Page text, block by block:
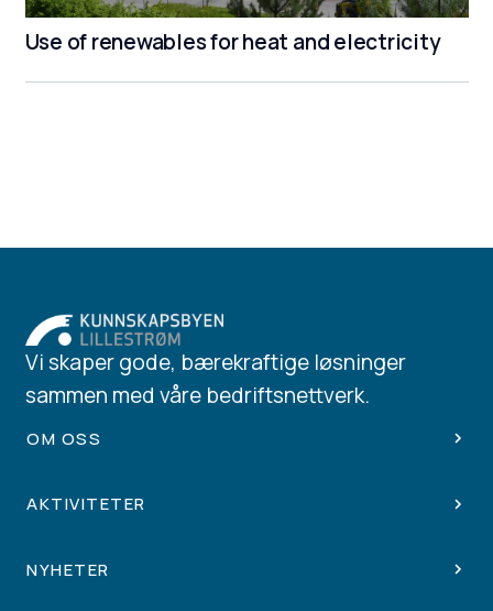
Use of renewables for heat and electricity
Vi skaper gode, bærekraftige løsninger
sammen med våre bedriftsnettverk.
OM OSS
AKTIVITETER
NYHETER